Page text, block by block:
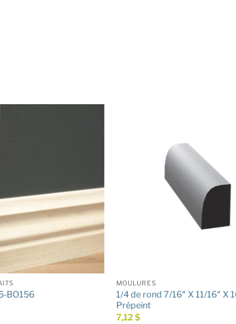
BO156
MOULURES
1/4 de rond 7/16″ X 11/16″ X
Prépeint
7,12$